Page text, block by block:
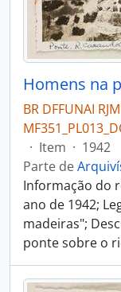
Homens na
BR DFFUNAI
· Item · 1942
Parte de
Informação do
ano de 1942;
madeiras";
ponte sobre o